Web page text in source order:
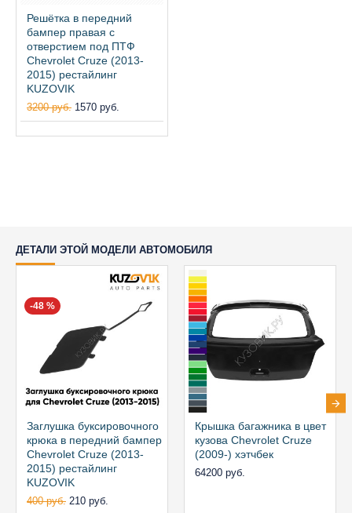
Решётка в передний
бампер правая с
отверстием под ПТФ
Chevrolet Cruze (2013-
2015) рестайлинг
KUZOVIK
3200 руб. 1570 руб.
ДЕТАЛИ ЭТОЙ МОДЕЛИ АВТОМОБИЛЯ
-48 %
Заглушка буксировочного
крюка в передний бампер
Chevrolet Cruze (2013-
2015) рестайлинг
KUZOVIK
400 руб. 210 руб.
Крышка багажника в цвет
кузова Chevrolet Cruze
(2009-) хэтчбек
64200 руб.